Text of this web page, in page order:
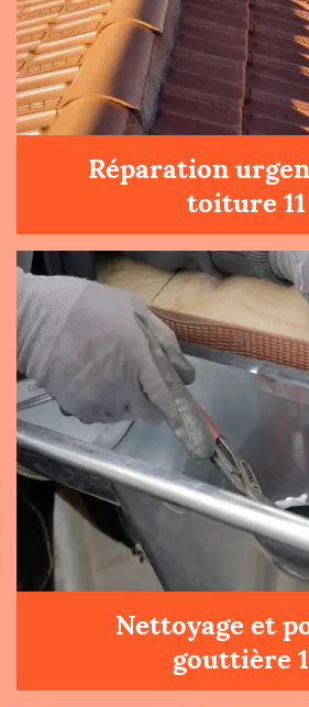
Réparation
toiture 11
Nettoyage et
gouttière